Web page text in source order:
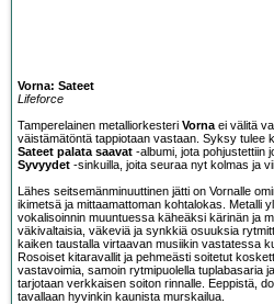
Vorna: Sateet
Lifeforce
Tamperelainen metalliorkesteri Vorna ei välitä
väistämätöntä tappiotaan vastaan. Syksy tulee
Sateet palata saavat -albumi, jota pohjustettiin
Syvyydet -sinkuilla, joita seuraa nyt kolmas ja
Lähes seitsemänminuuttinen jätti on Vornalle
ikimetsä ja mittaamattoman kohtalokas. Metalli
vokalisoinnin muuntuessa käheäksi kärinän ja
väkivaltaisia, väkeviä ja synkkiä osuuksia
kaiken taustalla virtaavan musiikin vastatessa
Rosoiset kitaravallit ja pehmeästi soitetut
vastavoimia, samoin rytmipuolella tuplabasaria
tarjotaan verkkaisen soiton rinnalle. Eeppistä,
tavallaan hyvinkin kaunista murskailua.